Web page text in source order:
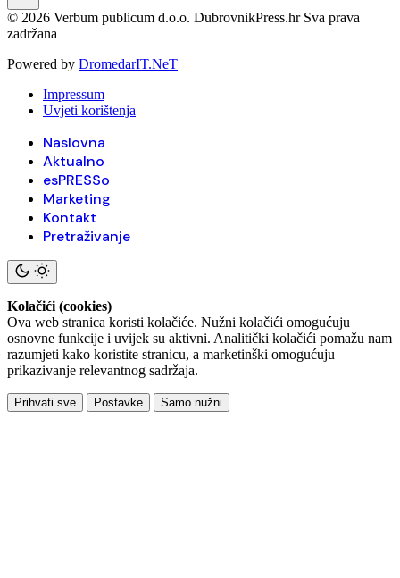
© 2026 Verbum publicum d.o.o. DubrovnikPress.hr Sva prava
zadržana
Powered by DromedarIT.NeT
Impressum
Uvjeti korištenja
Naslovna
Aktualno
esPRESSo
Marketing
Kontakt
Pretraživanje
Kolačići (cookies)
Ova web stranica koristi kolačiće. Nužni kolačići omogućuju
osnovne funkcije i uvijek su aktivni. Analitički kolačići pomažu nam
razumjeti kako koristite stranicu, a marketinški omogućuju
prikazivanje relevantnog sadržaja.
Prihvati sve Postavke Samo nužni